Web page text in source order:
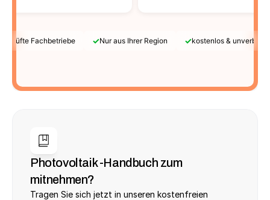
Fachbetriebe ✓Nur aus Ihrer Region ✓kostenlos &
Photovoltaik -Handbuch zum
mitnehmen?
Tragen Sie sich jetzt in unseren kostenfreien